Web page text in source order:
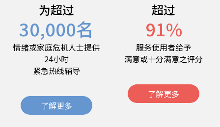
为超过
30,000名
情绪或家庭危机人士提供
24小时
紧急热线辅导
了解更多
超过
91%
服务使用者给予
满意或十分满意之评分
了解更多